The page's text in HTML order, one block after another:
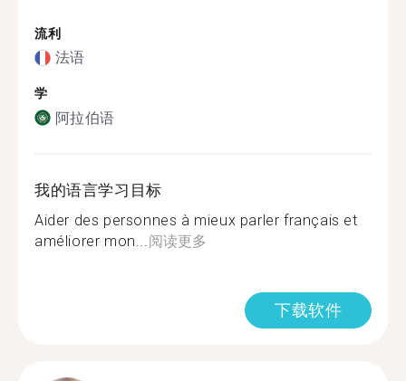
流利
法语
学
阿拉伯语
我的语言学习目标
Aider des personnes à mieux parler français et
améliorer mon... 阅读更多
下载软件